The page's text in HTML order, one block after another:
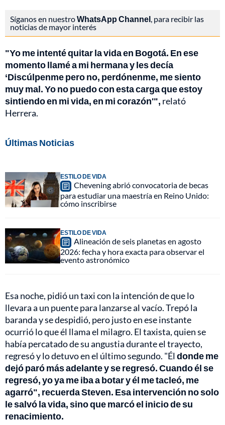
Síganos en nuestroWhatsApp Channel , para recibir las
noticias de mayor interés
"Yo me intenté quitar la vida en Bogotá. En ese
momento llamé a mi hermana y les decía
‘Discúlpenme pero no, perdónenme, me siento
muy mal. Yo no puedo con esta carga que estoy
sintiendo en mi vida, en mi corazón'", relató
Herrera.
Últimas Noticias
ESTILO DE VIDA
Chevening abrió convocatoria de becas
para estudiar una maestría en Reino Unido:
cómo inscribirse
ESTILO DE VIDA
Alineación de seis planetas en agosto
2026: fecha y hora exacta para observar el
evento astronómico
Esa noche, pidió un taxi con la intención de que lo
llevara a un puente para lanzarse al vacío. Trepó la
baranda y se despidió, pero justo en ese instante
ocurrió lo que él llama el milagro. El taxista, quien se
había percatado de su angustia durante el trayecto,
regresó y lo detuvo en el último segundo. "Éldonde me
dejó paró más adelante y se regresó. Cuando él se
regresó, yo ya me iba a botar y él me tacleó, me
agarró", recuerda Steven. Esa intervención no solo
le salvó la vida, sino que marcó el inicio de su
renacimiento.